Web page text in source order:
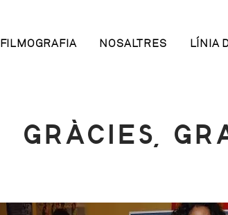
FILMOGRAFIA NOSALTRES LÍNIA
GRÀCIES,